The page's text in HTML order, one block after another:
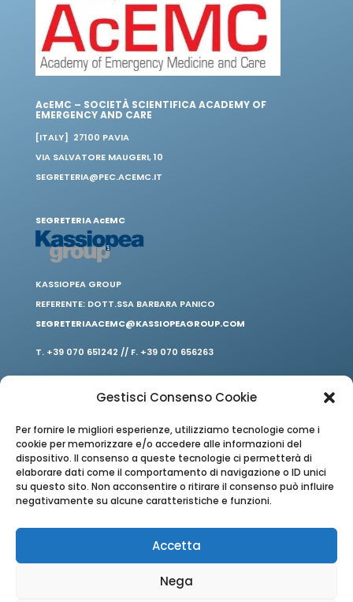
Gestisci Consenso Cookie
Per fornire le migliori esperienze, utilizziamo tecnologie come i
cookie per memorizzare e/o accedere alle informazioni del
dispositivo. Il consenso a queste tecnologie ci permetterà di
elaborare dati come il comportamento di navigazione o ID unici
su questo sito. Non acconsentire o ritirare il consenso può influire
negativamente su alcune caratteristiche e funzioni.
Accetta
Nega
AcEMC – SOCIETÀ SCIENTIFICA ACADEMY OF
EMERGENCY AND CARE
[ITALY] 27100 PAVIA
VIA SALVATORE MAUGERI, 10
SEGRETERIA@PEC.ACEMC.IT
SEGRETERIA AcEMC
KASSIOPEA GROUP
REFERENTE: DOTT.SSA BARBARA PANICO
SEGRETERIAACEMC@KASSIOPEAGROUP.COM
T. +39 070 651242 // F. +39 070 656263
PRIVACY // COOKIE
REALIZZATO DA:DARWINNET.IT